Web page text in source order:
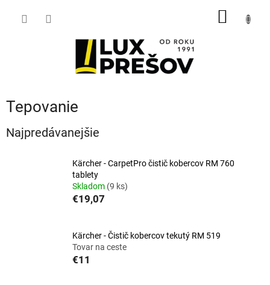
Tepovanie
Najpredávanejšie
Kärcher - CarpetPro čistič kobercov RM 760
tablety
Skladom (9 ks)
€19,07
Kärcher - Čistič kobercov tekutý RM 519
Tovar na ceste
€11